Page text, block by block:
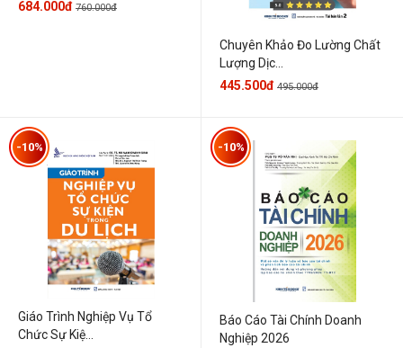
684.000đ 760.000đ
Chuyên Khảo Đo Lường Chất
Lượng Dịc...
445.500đ 495.000đ
Giáo Trình Nghiệp Vụ Tổ
Chức Sự Kiệ...
-10%
Báo Cáo Tài Chính Doanh
Nghiệp 2026
-10%